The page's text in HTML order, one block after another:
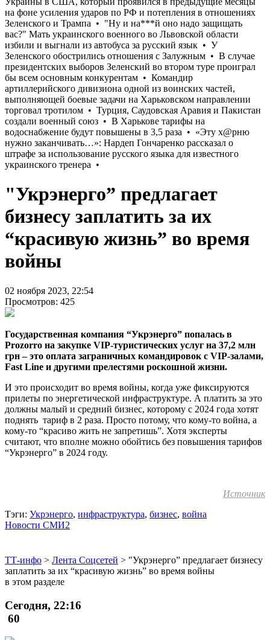
"Укрэнерго” предлагает
бизнесу заплатить за их
“красивую жизнь” во время
войны
02 ноября 2023, 22:54
Просмотров: 425
Государственная компания “Укрэнерго” попалась в
Prozorro на закупке VIP-туристических услуг на 37,2 млн
грн – это оплата заграничных командировок с VIP-залами,
Fast Line и другими прелестями роскошной жизни.
И это происходит во время войны, когда уже фиксируются
прилеты по энергетической инфраструктуре. А платить за это
должны малый и средний бизнес, которому с 2024 года хотят
поднять тариф в 2 раза. Просто потому, что кому-то война, а
кому-то “красиво жить не запретишь”. Хотя эксперты
считают, что вполне можно обойтись без повышения тарифов
“Укрэнерго” в 2024 году.
Источник
Тэги: Укрэнерго, инфраструктура, бизнес, война
Новости СМИ2
ТТ-инфо > Лента Соцсетей > "Укрэнерго” предлагает бизнесу
заплатить за их “красивую жизнь” во время войны
в этом разделе
Сегодня, 22:16
60